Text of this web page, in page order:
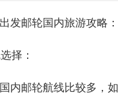
发邮轮国内旅游攻略：
择：
内邮轮航线比较多，